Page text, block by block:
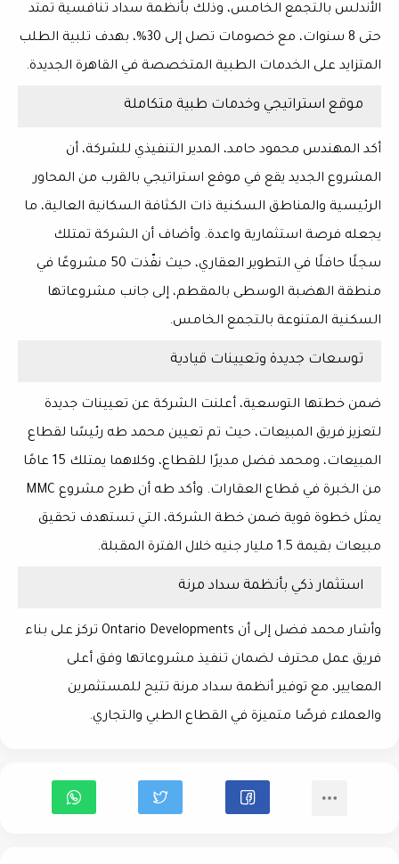
الأندلس بالتجمع الخامس، وذلك بأنظمة سداد تنافسية تمتد
حتى 8 سنوات ، مع خصومات تصل إلى 30%
، بهدف تلبية الطلب
المتزايد على الخدمات الطبية المتخصصة في القاهرة الجديدة.
موقع استراتيجي وخدمات طبية متكاملة
أكد المهندس محمود حامد، المدير التنفيذي للشركة، أن
المشروع الجديد يقع في موقع استراتيجي بالقرب من المحاور
الرئيسية والمناطق السكنية ذات الكثافة السكانية العالية، ما
يجعله فرصة استثمارية واعدة. وأضاف أن الشركة تمتلك
سجلًا حافلًا في التطوير العقاري، حيث نفّذت 50 مشروعًا
في
منطقة الهضبة الوسطى بالمقطم، إلى جانب مشروعاتها
السكنية المتنوعة بالتجمع الخامس.
توسعات جديدة وتعيينات قيادية
ضمن خطتها التوسعية، أعلنت الشركة عن تعيينات جديدة
لتعزيز فريق المبيعات، حيث تم تعيين محمد طه رئيسًا لقطاع
المبيعات، ومحمد فضل مديرًا للقطاع، وكلاهما يمتلك
15 عامًا
من الخبرة في قطاع العقارات. وأكد طه أن طرح مشروع MMC
يمثل خطوة قوية ضمن خطة الشركة، التي تستهدف تحقيق
مبيعات بقيمة 1.5 مليار جنيه
خلال الفترة المقبلة.
استثمار ذكي بأنظمة سداد مرنة
وأشار محمد فضل إلى أن Ontario Developments تركز على بناء
فريق عمل محترف لضمان تنفيذ مشروعاتها وفق أعلى
المعايير، مع توفير أنظمة سداد مرنة تتيح للمستثمرين
والعملاء فرصًا متميزة في القطاع الطبي والتجاري.